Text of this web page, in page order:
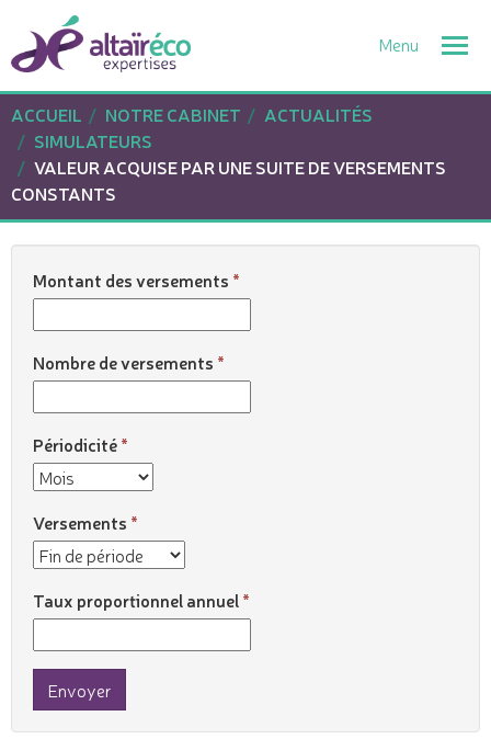
ACCUEIL
NOTRE CABINET
ACTUALITÉS
SIMULATEURS
VALEUR ACQUISE PAR UNE SUITE DE VERSEMENTS
CONSTANTS
Montant des versements
Nombre de versements
Périodicité
Versements
Taux proportionnel annuel
Envoyer